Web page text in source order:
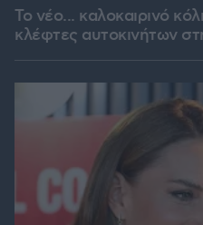
Το νέο... καλοκαιρινό
κλέφτες αυτοκινήτων